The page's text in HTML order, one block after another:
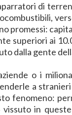
di
promessi:
superiori ai
dalla gente
o i
a
fenomeno:
vissuto in